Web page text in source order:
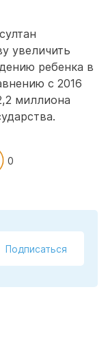
увеличить
ребенка в
с 2016
миллиона
0
Подписаться